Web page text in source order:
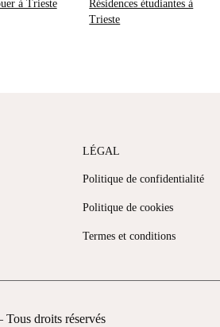
à Trieste
Résidences étudiantes à
Trieste
LÉGAL
Politique de confidentialité
Politique de cookies
Termes et conditions
Tous droits réservés